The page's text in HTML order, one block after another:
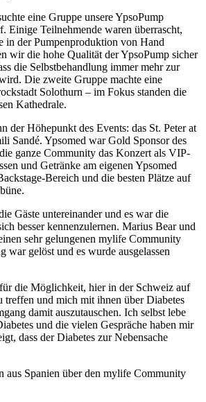
eine Gruppe unsere YpsoPump
Einige Teilnehmende waren überrascht,
in der Pumpenproduktion von Hand
wir die hohe Qualität der YpsoPump sicher
die Selbstbehandlung immer mehr zur
Die zweite Gruppe machte eine
Solothurn – im Fokus standen die
Kathedrale.
der Höhepunkt des Events: das St. Peter at
Sandé. Ypsomed war Gold Sponsor des
ganze Community das Konzert als VIP-
und Getränke am eigenen Ypsomed
Bereich und die besten Plätze auf
Gäste untereinander und es war die
besser kennenzulernen. Marius Bear und
sehr gelungenen mylife Community
war gelöst und es wurde ausgelassen
für die Möglichkeit, hier in der Schweiz auf
treffen und mich mit ihnen über Diabetes
damit auszutauschen. Ich selbst lebe
und die vielen Gespräche haben mir
dass der Diabetes zur Nebensache
aus Spanien über den mylife Community